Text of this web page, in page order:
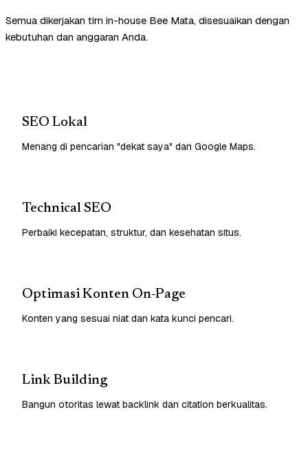
Semua dikerjakan tim in-house Bee Mata, disesuaikan dengan
kebutuhan dan anggaran Anda.
SEO Lokal
Menang di pencarian "dekat saya" dan Google Maps.
Technical SEO
Perbaiki kecepatan, struktur, dan kesehatan situs.
Optimasi Konten On-Page
Konten yang sesuai niat dan kata kunci pencari.
Link Building
Bangun otoritas lewat backlink dan citation berkualitas.